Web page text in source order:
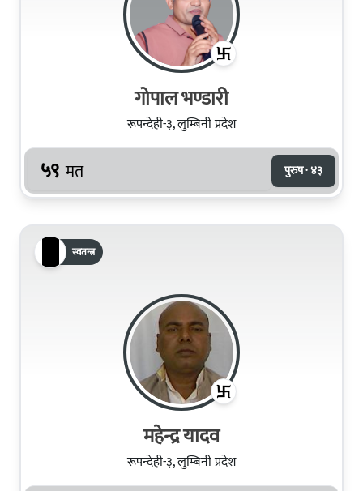
गोपाल भण्डारी
रूपन्देही-३, लुम्बिनी प्रदेश
५९ मत पुरुष · ४३
स्वतन्त्र
महेन्द्र यादव
रूपन्देही-३, लुम्बिनी प्रदेश